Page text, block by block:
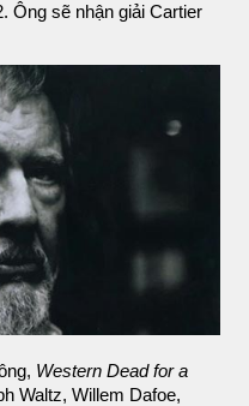
Ông sẽ nhận giải Cartier
Western Dead for a
Waltz, Willem Dafoe,